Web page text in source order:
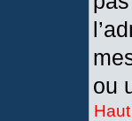
ou
Haut